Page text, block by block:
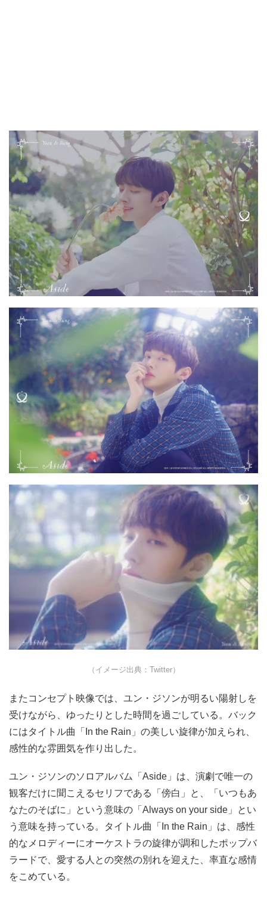
（イメージ出典：Twitter）
またコンセプト映像では、ユン・ジソンが明るい陽射しを
受けながら、ゆったりとした時間を過ごしている。バック
にはタイトル曲「In the Rain」の美しい旋律が加えられ、
感性的な雰囲気を作り出した。
ユン・ジソンのソロアルバム「Aside」は、演劇で唯一の
観客だけに聞こえるセリフである「傍白」と、「いつもあ
なたのそばに」という意味の「Always on your side」とい
う意味を持っている。タイトル曲「In the Rain」は、感性
的なメロディーにオーケストラの旋律が調和したポップバ
ラードで、愛する人との突然の別れを迎えた、率直な感情
をこめている。